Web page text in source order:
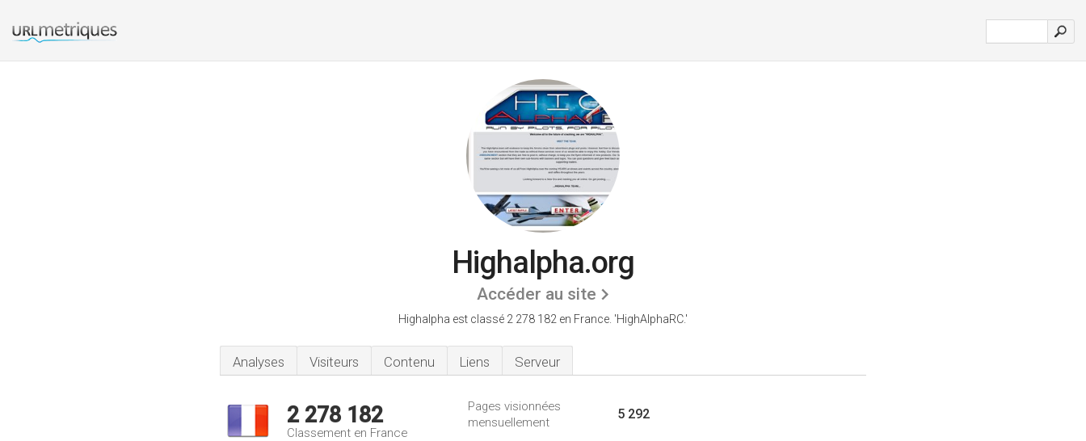
Highalpha.org
Accéder au site
Highalpha est classé 2 278 182 en France. 'HighAlphaRC.'
Analyses Visiteurs Contenu Liens Serveur
2 278 182
Classement en France
Pages visionnées
mensuellement
5 292